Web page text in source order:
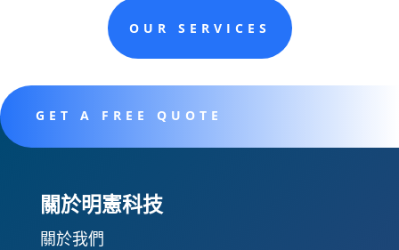
OUR SERVICES
GET A FREE QUOTE
關於明憲科技
關於我們